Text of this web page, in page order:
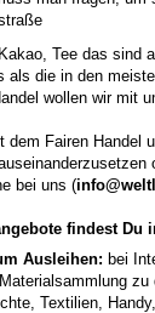
Tee das sind
als die in den
wollen wir mit
dem Fairen Handel
bei uns (
findest Du
Ausleihen: bei
Textilien,